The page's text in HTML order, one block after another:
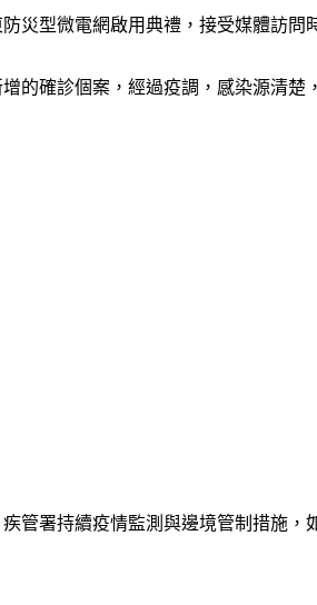
災型微電網啟用典禮，接受媒體訪
的確診個案，經過疫調，感染源清楚
管署持續疫情監測與邊境管制措施，